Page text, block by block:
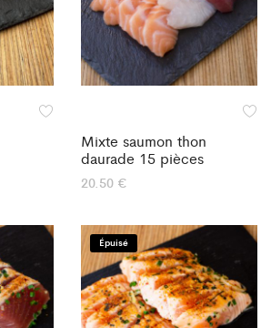
Mixte saumon thon
daurade 15 pièces
20.50 €
Épuisé